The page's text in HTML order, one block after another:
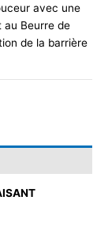
avec une
au Beurre de
de la barrière